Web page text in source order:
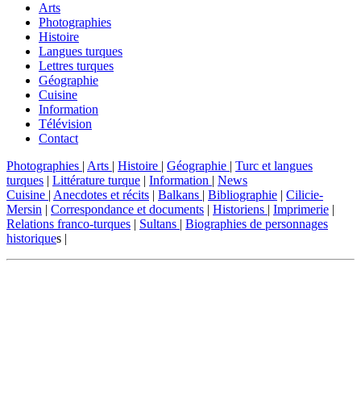
Arts
Photographies
Histoire
Langues turques
Lettres turques
Géographie
Cuisine
Information
Télévision
Contact
Photographies | Arts | Histoire | Géographie | Turc et langues
turques | Littérature turque | Information | News
Cuisine | Anecdotes et récits | Balkans | Bibliographie | Cilicie-
Mersin | Correspondance et documents | Historiens | Imprimerie |
Relations franco-turques | Sultans | Biographies de personnages
historiques |